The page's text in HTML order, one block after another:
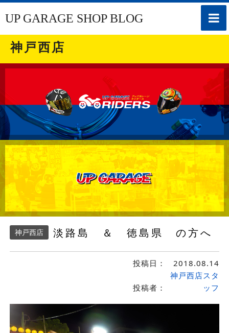
toggle
UP GARAGE SHOP BLOG
神戸西店
神戸西店 淡路島 ＆ 徳島県 の方へ
投稿日： 2018.08.14
投稿者：
神戸西店スタ
ッフ